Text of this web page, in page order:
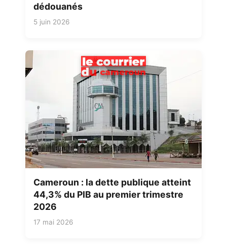
dédouanés
5 juin 2026
Cameroun : la dette publique atteint
44,3% du PIB au premier trimestre
2026
17 mai 2026